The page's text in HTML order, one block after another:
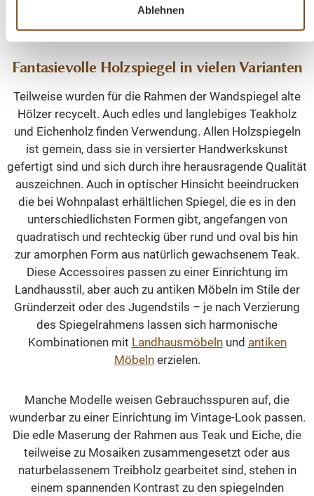
Ablehnen
Pracht und Ihnen wird die Reflexion ein Lächeln ins
Gesicht zaubern, wenn Sie daran vorübergehen.
Fantasievolle Holzspiegel in vielen Varianten
Teilweise wurden für die Rahmen der Wandspiegel alte
Hölzer recycelt. Auch edles und langlebiges Teakholz
und Eichenholz finden Verwendung. Allen Holzspiegeln
ist gemein, dass sie in versierter Handwerkskunst
gefertigt sind und sich durch ihre herausragende Qualität
auszeichnen. Auch in optischer Hinsicht beeindrucken
die bei Wohnpalast erhältlichen Spiegel, die es in den
unterschiedlichsten Formen gibt, angefangen von
quadratisch und rechteckig über rund und oval bis hin
zur amorphen Form aus natürlich gewachsenem Teak.
Diese Accessoires passen zu einer Einrichtung im
Landhausstil, aber auch zu antiken Möbeln im Stile der
Gründerzeit oder des Jugendstils – je nach Verzierung
des Spiegelrahmens lassen sich harmonische
Kombinationen mit Landhausmöbelnund antiken
Möbelnerzielen.
Manche Modelle weisen Gebrauchsspuren auf, die
wunderbar zu einer Einrichtung im Vintage-Look passen.
Die edle Maserung der Rahmen aus Teak und Eiche, die
teilweise zu Mosaiken zusammengesetzt oder aus
naturbelassenem Treibholz gearbeitet sind, stehen in
einem spannenden Kontrast zu den spiegelnden